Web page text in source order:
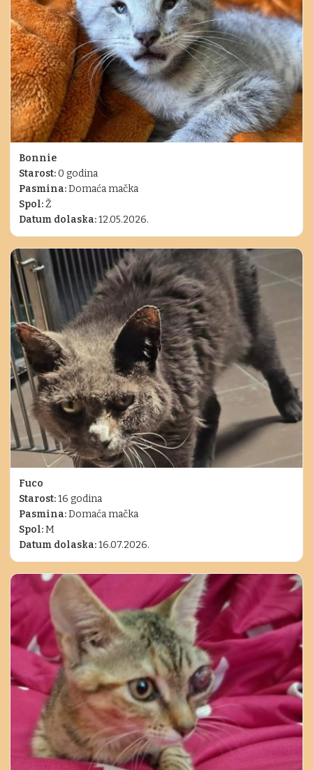
Bonnie
Starost:0 godina
Pasmina:Domaća mačka
Spol:Ž
Datum dolaska:12.05.2026.
Fuco
Starost:16 godina
Pasmina:Domaća mačka
Spol:M
Datum dolaska:16.07.2026.